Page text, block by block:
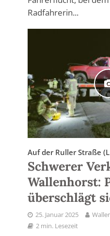
Radfahrerin...
Auf der Ruller Straße
Schwerer
Wallenhorst:
überschlägt
25. Januar 2025
2 min. Lesezeit